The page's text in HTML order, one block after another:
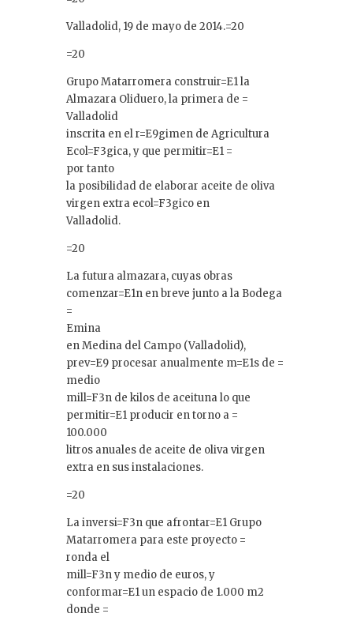
Valladolid, 19 de mayo de 2014.=20
=20
Grupo Matarromera construir=E1 la
Almazara Oliduero, la primera de =
Valladolid
inscrita en el r=E9gimen de Agricultura
Ecol=F3gica, y que permitir=E1 =
por tanto
la posibilidad de elaborar aceite de oliva
virgen extra ecol=F3gico en
Valladolid.
=20
La futura almazara, cuyas obras
comenzar=E1n en breve junto a la Bodega
=
Emina
en Medina del Campo (Valladolid),
prev=E9 procesar anualmente m=E1s de =
medio
mill=F3n de kilos de aceituna lo que
permitir=E1 producir en torno a =
100.000
litros anuales de aceite de oliva virgen
extra en sus instalaciones.
=20
La inversi=F3n que afrontar=E1 Grupo
Matarromera para este proyecto =
ronda el
mill=F3n y medio de euros, y
conformar=E1 un espacio de 1.000 m2
donde =